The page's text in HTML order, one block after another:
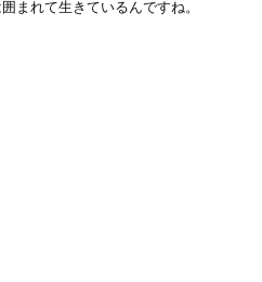
まれて生きているんですね。